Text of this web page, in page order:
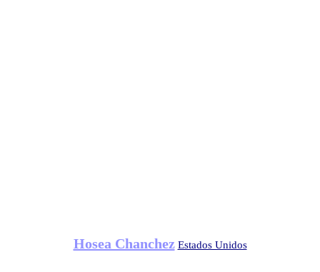
Hosea Chanchez Estados Unidos